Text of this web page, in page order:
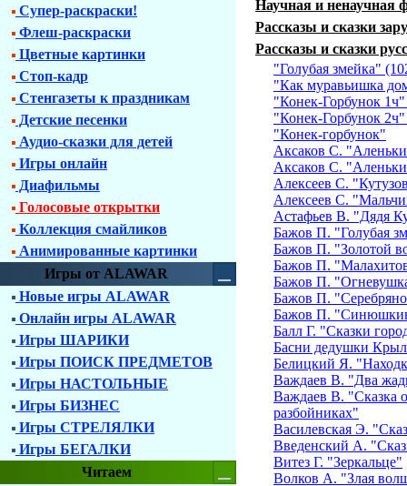
Супер-раскраски!
Флеш-раскраски
Цветные картинки
Стоп-кадр
Стенгазеты к праздникам
Детские песенки
Аудио-сказки для детей
Игры онлайн
Диафильмы
Голосовые открытки
Коллекция смайликов
Анимированные картинки
Игры от ALAWAR
Новые игры ALAWAR
Онлайн игры ALAWAR
Игры ШАРИКИ
Игры ПОИСК ПРЕДМЕТОВ
Игры НАСТОЛЬНЫЕ
Игры БИЗНЕС
Игры СТРЕЛЯЛКИ
Игры БЕГАЛКИ
Читаем
Научная и ненаучная
Рассказы и сказки
Рассказы и сказки
"Голубая змейка"
"Как муравьишка
"Конек-Горбунок
"Конек-Горбунок
"Конек-горбунок"
Аксаков C.
Аксаков С.
Алексеев С.
Алексеев С.
Астафьев В. "Дядя
Бажов П. "Голубая
Бажов П. "Золотой
Бажов П.
Бажов П.
Бажов П.
Бажов П.
Балл Г. "Сказки
Басни дедушки
Белицкий Я.
Важдаев В. "Два
Важдаев В. "Сказка
разбойниках"
Василевская Э.
Введенский А.
Витез Г. "Зеркальце"
Волков А. "Злая